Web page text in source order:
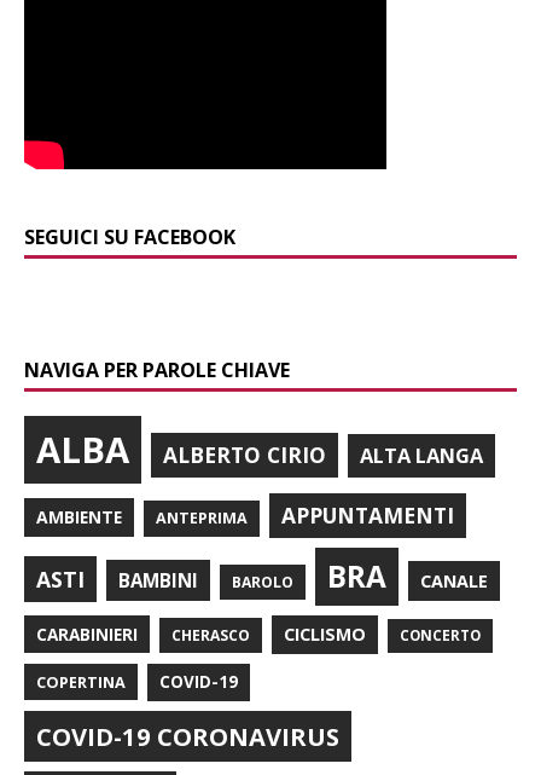
SEGUICI SU FACEBOOK
NAVIGA PER PAROLE CHIAVE
ALBA ALBERTO CIRIO ALTA LANGA
AMBIENTE ANTEPRIMA APPUNTAMENTI
ASTI BAMBINI BAROLO BRA CANALE
CARABINIERI CHERASCO CICLISMO CONCERTO
COPERTINA COVID-19
COVID-19 CORONAVIRUS